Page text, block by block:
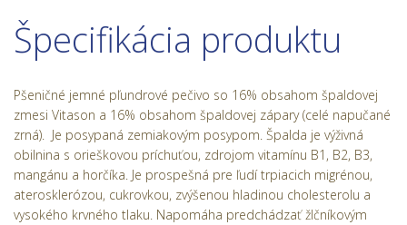
Špecifikácia produktu
Pšeničné jemné pľundrové pečivo so 16% obsahom špaldovej
zmesi Vitason a 16% obsahom špaldovej zápary (celé napučané
zrná). Je posypaná zemiakovým posypom. Špalda je výživná
obilnina s orieškovou príchuťou, zdrojom vitamínu B1, B2, B3,
mangánu a horčíka. Je prospešná pre ľudí trpiacich migrénou,
aterosklerózou, cukrovkou, zvýšenou hladinou cholesterolu a
vysokého krvného tlaku. Napomáha predchádzať žlčníkovým